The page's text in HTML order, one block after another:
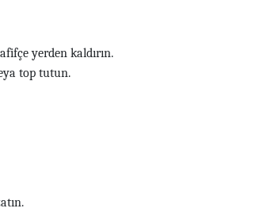
yerden kaldırın.
top tutun.